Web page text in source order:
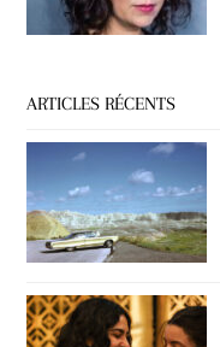
ARTICLES RÉCENTS